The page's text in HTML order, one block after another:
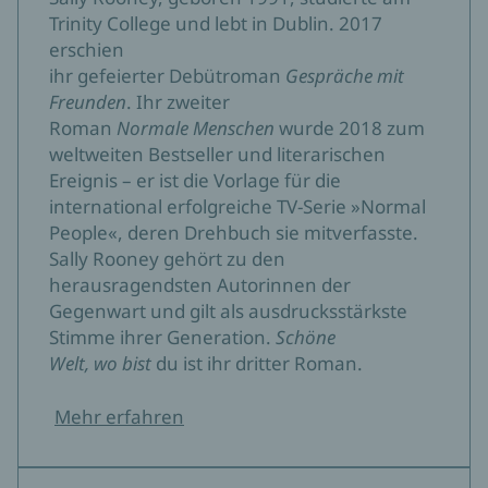
»Detailreich präzise wie Karl Ove Knausgard, aber ohne
die eilten Itnerferenzen eines Ichs. [...] In Sally Rooneys
`Intermezzo´ sieht man lauter Unerlöste, und es ist
schon ein Kunststück des Romans, dass er selbst etwas
Erlösendes hat. Es gelingt ihm, die heillose und
geborgenheitssehnsüchtige Gegenwart an den
Abständen der Menschen zueinander zu vermessen.«
Neue Zürcher Zeitung
Paul Jandl, 07.10.2024
»Sally Rooney schreibt sich mit diesem Roman über ihre
bisherige Generationserzählung hinaus. `Intermezzo´
heißt Aufgewühltsein, Zweifeln, Trost suchen.«
Roland Mischke, 29.09.2024
»Die große Stärke von `Intermezzo´ liegt darin, wie
Trinity College und lebt in Dublin. 2017
erschien
ihr gefeierter Debütroman Gespräche mit
Freunden. Ihr zweiter
Roman Normale Menschen wurde 2018 zum
weltweiten Bestseller und literarischen
Ereignis – er ist die Vorlage für die
international erfolgreiche TV-Serie »Normal
People«, deren Drehbuch sie mitverfasste.
Sally Rooney gehört zu den
herausragendsten Autorinnen der
Gegenwart und gilt als ausdrucksstärkste
Stimme ihrer Generation. Schöne
Welt, wo bist du ist ihr dritter Roman.
Mehr erfahren